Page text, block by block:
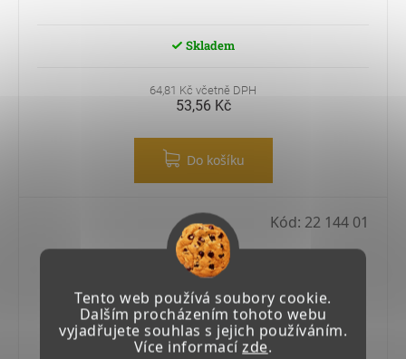
Tento web používá soubory cookie.
Dalším procházením tohoto webu
vyjadřujete souhlas s jejich používáním.
Více informacízde.
Skladem
64,81 Kč včetně DPH
53,56 Kč
Do košíku
Kód: 22 144 01